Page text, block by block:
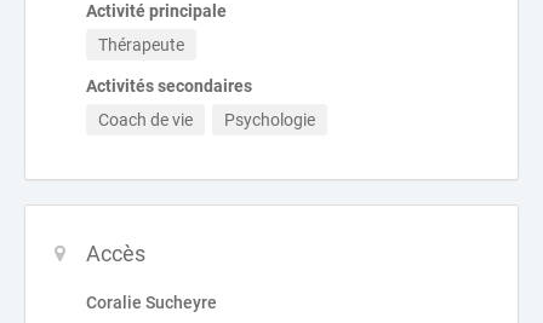
Activité principale
Thérapeute
Activités secondaires
Coach de vie
Psychologie
Accès
Coralie Sucheyre